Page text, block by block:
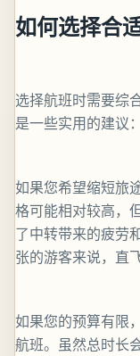
如何选择合
选择航班时需要综
是一些实用的建议：
如果您希望缩短旅
格可能相对较高，
了中转带来的疲劳
张的游客来说，直
如果您的预算有限
航班。虽然总时长